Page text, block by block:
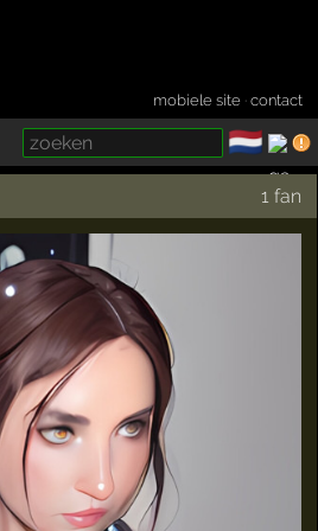
mobiele site ·contact
🇳🇱
1 fan